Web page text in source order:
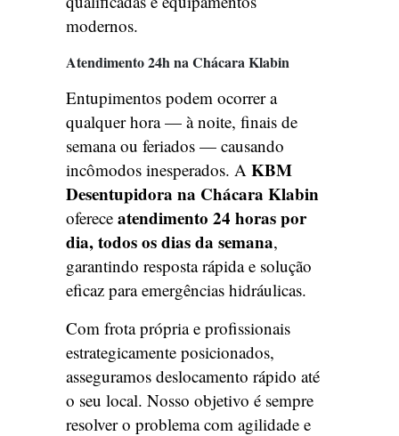
modernos.
Atendimento 24h na Chácara Klabin
Entupimentos podem ocorrer a
qualquer hora — à noite, finais de
semana ou feriados — causando
incômodos inesperados. A KBM
Desentupidora na Chácara Klabin
oferece atendimento 24 horas por
dia, todos os dias da semana,
garantindo resposta rápida e solução
eficaz para emergências hidráulicas.
Com frota própria e profissionais
estrategicamente posicionados,
asseguramos deslocamento rápido até
o seu local. Nosso objetivo é sempre
resolver o problema com agilidade e